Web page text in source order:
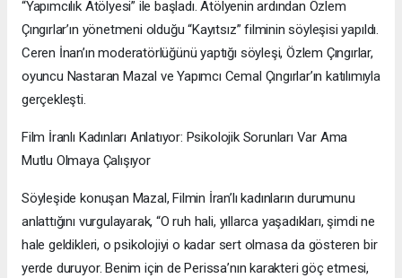
“Yapımcılık Atölyesi” ile başladı. Atölyenin ardından Özlem
Çıngırlar’ın yönetmeni olduğu “Kayıtsız” filminin söyleşisi yapıldı.
Ceren İnan’ın moderatörlüğünü yaptığı söyleşi, Özlem Çıngırlar,
oyuncu Nastaran Mazal ve Yapımcı Cemal Çıngırlar’ın katılımıyla
gerçekleşti.
Film İranlı Kadınları Anlatıyor: Psikolojik Sorunları Var Ama
Mutlu Olmaya Çalışıyor
Söyleşide konuşan Mazal, Filmin İran’lı kadınların durumunu
anlattığını vurgulayarak, “O ruh hali, yıllarca yaşadıkları, şimdi ne
hale geldikleri, o psikolojiyi o kadar sert olmasa da gösteren bir
yerde duruyor. Benim için de Perissa’nın karakteri göç etmesi,